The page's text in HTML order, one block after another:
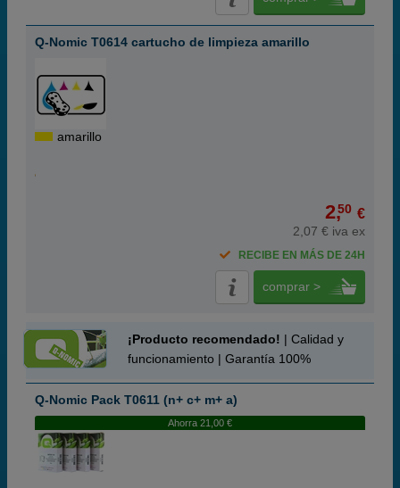
Q-Nomic T0614 cartucho de limpieza amarillo
amarillo
2,50 €
2,07 € iva ex
RECIBE EN MÁS DE 24H
comprar >
¡Producto recomendado! | Calidad y
funcionamiento | Garantía 100%
Q-Nomic Pack T0611 (n+ c+ m+ a)
Ahorra 21,00 €